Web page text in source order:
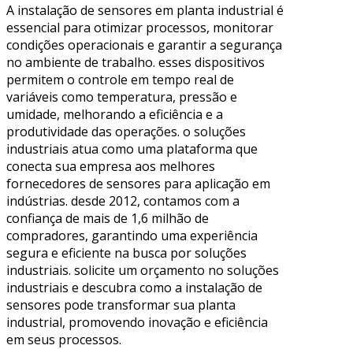
A instalação de sensores em planta industrial é
essencial para otimizar processos, monitorar
condições operacionais e garantir a segurança
no ambiente de trabalho. esses dispositivos
permitem o controle em tempo real de
variáveis como temperatura, pressão e
umidade, melhorando a eficiência e a
produtividade das operações. o soluções
industriais atua como uma plataforma que
conecta sua empresa aos melhores
fornecedores de sensores para aplicação em
indústrias. desde 2012, contamos com a
confiança de mais de 1,6 milhão de
compradores, garantindo uma experiência
segura e eficiente na busca por soluções
industriais. solicite um orçamento no soluções
industriais e descubra como a instalação de
sensores pode transformar sua planta
industrial, promovendo inovação e eficiência
em seus processos.